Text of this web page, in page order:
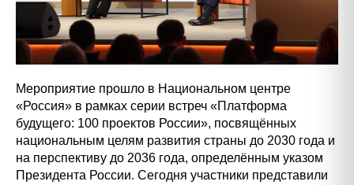
Мероприятие прошло в Национальном центре
«Россия» в рамках серии встреч «Платформа
будущего: 100 проектов России», посвящённых
национальным целям развития страны до 2030 года и
на перспективу до 2036 года, определённым указом
Президента России. Сегодня участники представили